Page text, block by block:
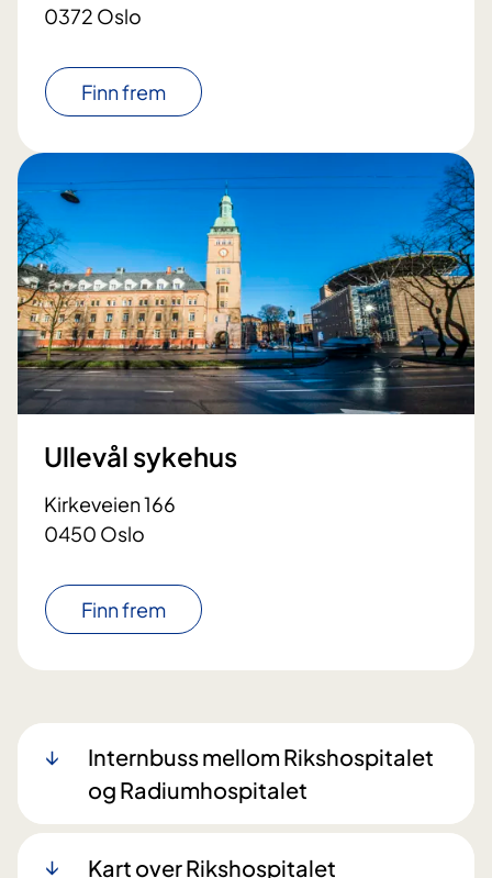
0372 Oslo
Finn frem
Ullevål sykehus
Kirkeveien 166
0450 Oslo
Finn frem
Internbuss mellom Rikshospitalet
og Radiumhospitalet
Kart over Rikshospitalet